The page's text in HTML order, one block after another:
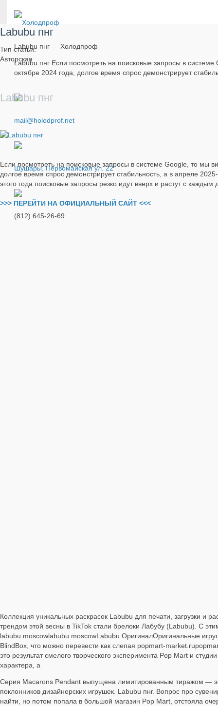
Labubu пнг — Холодпроф
Labubu пнг Если посмотреть на поисковые запросы в
октябре 2024 года, долгое время спрос демонстрирует
mail@holodprof.net
Шушары, Первомайская ул. 22
(812) 645-26-69
Labubu пнг
Тип статьи:
Авторская
Labubu пнг
Если посмотреть на поисковые запросы в системе Google, то мы
долгое время спрос демонстрирует стабильность, а в апреле
этого года поисковые запросы резко идут вверх и растут с каждым
>>> ПЕРЕЙТИ НА ОФИЦИАЛЬНЫЙ САЙТ <<<
Коллекция уникальных раскрасок Labubu для печати, загрузки
трендом этой весны в TikTok стали брелоки Лабубу (Labubu). С
labubu.moscowlabubu.moscowLabubu ОригиналОригинальные
BlindBox, что можно перевести как слепая popmart-
это результат смелого творческого эксперимента Pop Mart и
характера, а
Серия Macarons Pendant выпущена лимитированным тиражом —
поклонников дизайнерских игрушек. Labubu пнг. Вопрос про
найти, но потом попала в большой магазин Pop Mart, отстояла